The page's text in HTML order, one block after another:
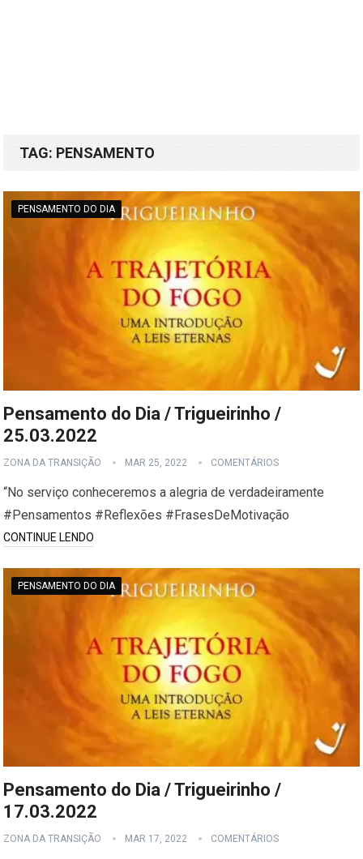
TAG: PENSAMENTO
PENSAMENTO DO DIA
Pensamento do Dia / Trigueirinho /
25.03.2022
ZONA DA TRANSIÇÃO MAR 25, 2022 COMENTÁRIOS
“No serviço conheceremos a alegria de verdadeiramente
#Pensamentos #Reflexões #FrasesDeMotivação
CONTINUE LENDO
PENSAMENTO DO DIA
Pensamento do Dia / Trigueirinho /
17.03.2022
ZONA DA TRANSIÇÃO MAR 17, 2022 COMENTÁRIOS